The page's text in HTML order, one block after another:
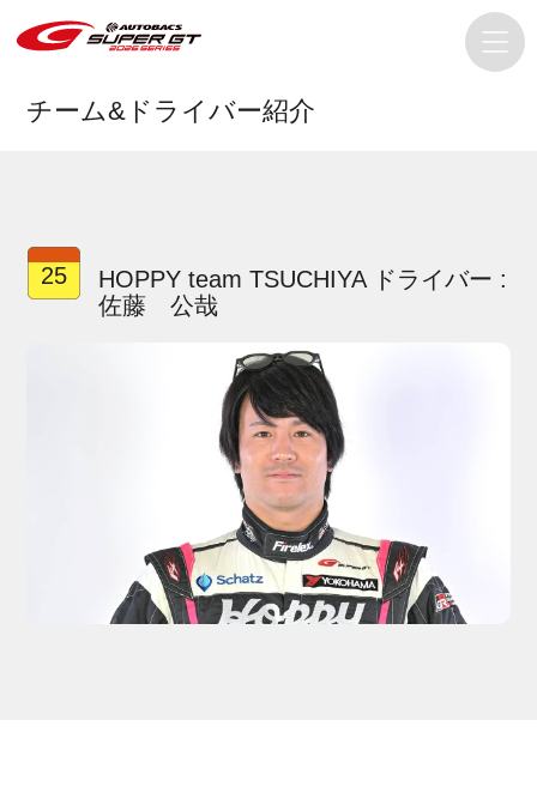
チーム&ドライバー紹介
25
HOPPY team TSUCHIYA ドライバー :
佐藤 公哉